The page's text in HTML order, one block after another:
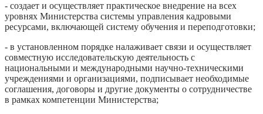
- создает и осуществляет практическое внедрение на всех
уровнях Министерства системы управления кадровыми
ресурсами, включающей систему обучения и переподготовки;
- в установленном порядке налаживает связи и осуществляет
совместную исследовательскую деятельность с
национальными и международными научно-техническими
учреждениями и организациями, подписывает необходимые
соглашения, договоры и другие документы о сотрудничестве
в рамках компетенции Министерства;